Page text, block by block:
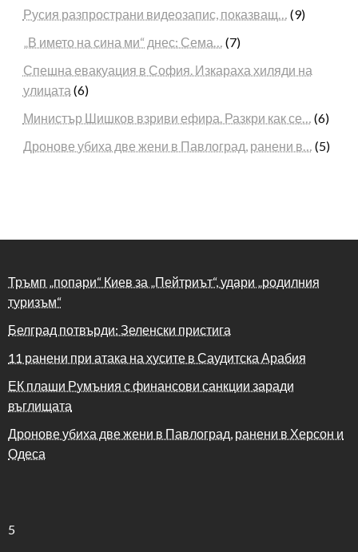
Русия разпространи видеозапис, показващ… (9)
„В името на сина ми“ днес: Сема… (7)
Спешна евакуация в София. Изкараха хиляди на
улицата (6)
Министър Шишков взриви ефира. Разкри как се… (6)
Дронове убиха две жени в Павлоград, ранени в… (5)
Тръмп „попари“ Киев за „Пейтриът“, удари „родилния
туризъм“
Белград потвърди: Зеленски пристига
11 ранени при атака на хусите в Саудитска Арабия
ЕК плаши Румъния с финансови санкции заради
въглищата
Дронове убиха две жени в Павлоград, ранени в Херсон и
Одеса
5